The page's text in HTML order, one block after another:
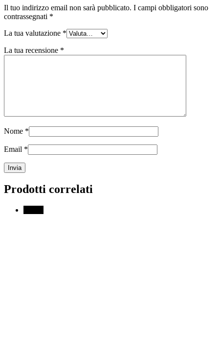
Il tuo indirizzo email non sarà pubblicato. I campi obbligatori sono
contrassegnati *
La tua valutazione *
La tua recensione *
Nome *
Email *
Prodotti correlati